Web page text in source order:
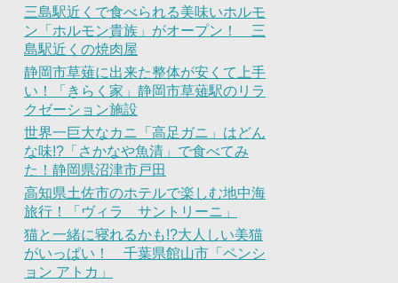
三島駅近くで食べられる美味いホルモ
ン「ホルモン貴族」がオープン！ 三
島駅近くの焼肉屋
静岡市草薙に出来た整体が安くて上手
い！「きらく家」静岡市草薙駅のリラ
クゼーション施設
世界一巨大なカニ「高足ガニ」はどん
な味!?「さかなや魚清」で食べてみ
た！静岡県沼津市戸田
高知県土佐市のホテルで楽しむ地中海
旅行！「ヴィラ サントリーニ」
猫と一緒に寝れるかも!?大人しい美猫
がいっぱい！ 千葉県館山市「ペンシ
ョン アトカ」